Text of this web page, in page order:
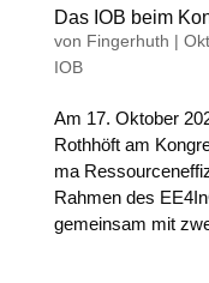
Das IOB beim
von Fingerhuth |
IOB
Am 17. Okto­ber
Roth­höft am
ma
Rah­men des
gemein­sam mit